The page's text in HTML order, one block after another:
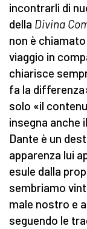
incontrarli di
della Divina
non è
viaggio in
chiarisce
fa la
solo «il
insegna anche
Dante è un
apparenza lui
esule dalla
sembriamo
male nostro e
seguendo le